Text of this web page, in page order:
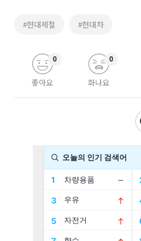
#현대제철 #현대차
좋아요
0
화나요
0